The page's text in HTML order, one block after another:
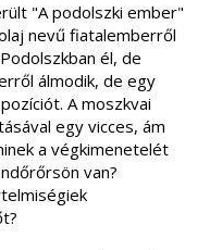
"A podolszki ember"
nevű fiatalemberről
él, de
álmodik, de egy
A moszkvai
egy vicces, ám
a végkimenetelét
van?